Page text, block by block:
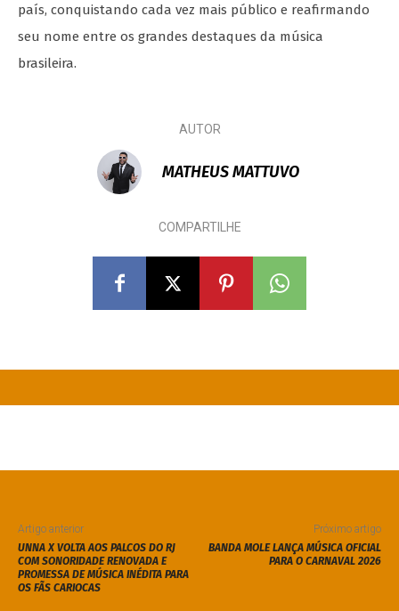
país, conquistando cada vez mais público e reafirmando
seu nome entre os grandes destaques da música
brasileira.
AUTOR
MATHEUS MATTUVO
COMPARTILHE
Artigo anterior
UNNA X VOLTA AOS PALCOS DO RJ
COM SONORIDADE RENOVADA E
PROMESSA DE MÚSICA INÉDITA PARA
OS FÃS CARIOCAS
Próximo artigo
BANDA MOLE LANÇA MÚSICA OFICIAL
PARA O CARNAVAL 2026